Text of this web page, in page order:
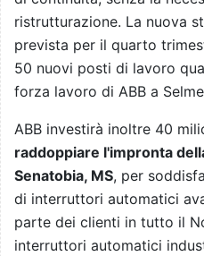
ristrutturazione. La nuova
prevista per il quarto
50 nuovi posti di lavoro
forza lavoro di ABB a
ABB investirà inoltre 40
raddoppiare l'impronta
Senatobia, MS, per
di interruttori automatici
parte dei clienti in tutto il
interruttori automatici